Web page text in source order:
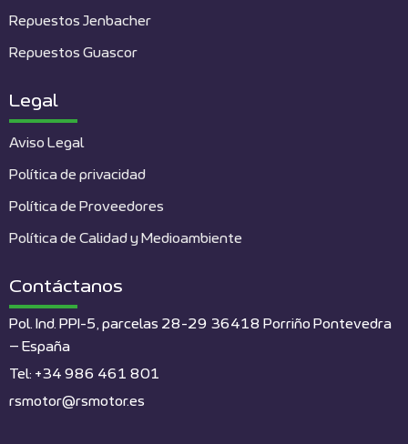
Repuestos Jenbacher
Repuestos Guascor
Legal
Aviso Legal
Política de privacidad
Política de Proveedores
Política de Calidad y Medioambiente
Contáctanos
Pol. Ind. PPI-5, parcelas 28-29 36418 Porriño Pontevedra
– España
Tel: +34 986 461 801
rsmotor@rsmotor.es